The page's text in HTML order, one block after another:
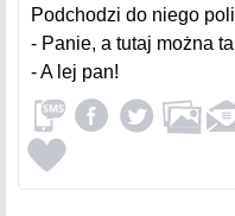
Podchodzi do niego
- Panie, a tutaj można
- A lej pan!